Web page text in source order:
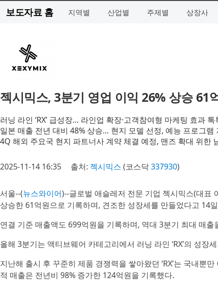
보도자료 홈 지역별 산업별 주제별 상장사
젝시믹스, 3분기 영업 이익 26% 상승 61
러닝 라인 ‘RX’ 급성장… 라인업 확장·고객참여형 마케팅 효과 톡
일본 매출 전년 대비 48% 상승… 현지 모델 선정, 예능 프로그램
4Q 해외 주요국 현지 파트너사 계약 체결 예정, 맨즈 확대 위한
2025-11-14 16:35 출처: 젝시믹스 (코스닥337930)
서울--(뉴스와이어)--글로벌 애슬레저 전문 기업 젝시믹스(대표
상승한 61억원으로 기록하며, 견조한 성장세를 만들었다고 14
연결 기준 매출액도 699억원을 기록하며, 역대 3분기 최대 매출
올해 3분기는 액티브웨어 카테고리에서 러닝 라인 ‘RX’의 성장
지난해 출시 후 꾸준히 제품 경쟁력을 쌓아왔던 ‘RX’는 국내뿐
적 매출은 전년비 98% 증가한 124억원을 기록했다.